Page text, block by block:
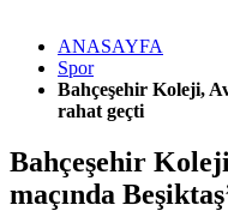
ANASAYFA
Spor
Bahçeşehir Koleji,
rahat geçti
Bahçeşehir
maçında